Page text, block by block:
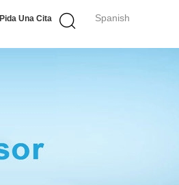
Spanish
Pida Una Cita